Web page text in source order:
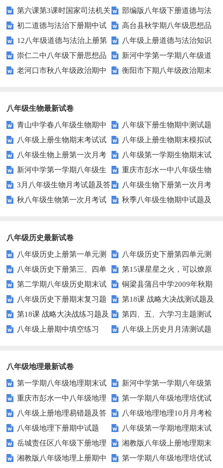
年级下第一次月考政治试卷及答
案
第六课第3课时国家司法机关
测试题及答案
部编版八年级下册道德与法
治第一单元测试题及答案
初二道德与法治下册期中试
卷及答案
高台县秋学期八年级思想品
德期末试卷及答案
12八年级道德与法治上册第
二次月考试题
八年级上册道德与法治知识
点复习题 填充
崇仁二中八年级下册思想品
德第二次月考试卷及答案
新河中学第一学期八年级道
德与法治第三次月考试卷
老河口市秋八年级政治期中
衡阳市下期八年级政治期末
八年级生物最新试卷
青山中学春八年级生物期中
试题及答案
八年级下册生物期中测试题
八年级上册生物期末考试试
卷
八年级上册生物期末模拟试
题
八年级生物上册第一次月考
试题
八年级第一学期生物期末试
题及答案
新河中学第一学期八年级生
物第三次月考试卷
重庆市彭水一中八年级生物
第三次月考试卷及答案
3月八年级生物月考试题及答
案
八年级生物下册第一次月考
试题
秋八年级生物第一次月考试
秋季八年级生物期中试题及
八年级历史最新试卷
八年级历史上册第一单元测
试题及答案
八年级历史下册第四单元测
试题及答案
八年级历史下册第三、四单
元检测题及答案
第15课星星之火，可以燎原
同步练习3（北师大版八上）
第二学期八年级历史期末试
题
铜梁县蒲吕中学2009年秋期
半期考试八年级历史试题
八年级历史下册期末复习题
及答案
第18课 战略大决战测试题及
答案
第18课 战略大决战练习题及
答案
第四、五、六学习主题测试
题（川教版八上）
八年级上册期中填空练习
八年级上历史月月清测试题
八年级地理最新试卷
第一学期八年级地理期末试
卷
新河中学第一学期八年级第
三次月考地理试卷
重庆市彭水一中八年级地理
第三次月考试卷及答案
第一学期八年级地理培优试
卷(四)河流
八年级上册地理易错题及答
案
八年级地理地理10月月考检
测题
八年级地理下册期中试题
八年级第一学期地理期末试
题及答案
岳城责任区八年级下册地理
期中试题及答案
湘教版八年级上册地理期末
考试试卷
湘教版八年级地理上册期中
第一学期八年级地理培优试